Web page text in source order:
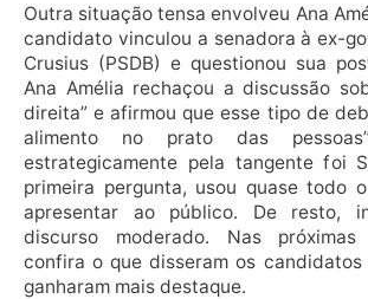
Outra situação tensa envolveu Ana
candidato vinculou a senadora à ex-
Crusius (PSDB) e questionou sua
Ana Amélia rechaçou a discussão
direita” e afirmou que esse tipo de
alimento no prato das
estrategicamente pela tangente foi
primeira pergunta, usou quase todo
apresentar ao público. De resto,
discurso moderado. Nas próximas
confira o que disseram os
ganharam mais destaque.